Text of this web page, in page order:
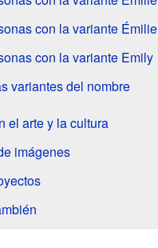
con la variante Émilie
con la variante Emily
variantes del nombre
el arte y la cultura
imágenes